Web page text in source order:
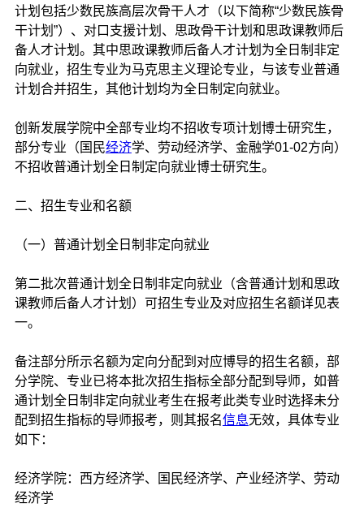
计划包括少数民族高层次骨干人才（以下简称“少数民族骨
干计划”）、对口支援计划、思政骨干计划和思政课教师后
备人才计划。其中思政课教师后备人才计划为全日制非定
向就业，招生专业为马克思主义理论专业，与该专业普通
计划合并招生，其他计划均为全日制定向就业。
创新发展学院中全部专业均不招收专项计划博士研究生，
部分专业（国民经济学、劳动经济学、金融学01-02方向）
不招收普通计划全日制定向就业博士研究生。
二、招生专业和名额
（一）普通计划全日制非定向就业
第二批次普通计划全日制非定向就业（含普通计划和思政
课教师后备人才计划）可招生专业及对应招生名额详见表
一。
备注部分所示名额为定向分配到对应博导的招生名额，部
分学院、专业已将本批次招生指标全部分配到导师，如普
通计划全日制非定向就业考生在报考此类专业时选择未分
配到招生指标的导师报考，则其报名信息无效，具体专业
如下：
经济学院：西方经济学、国民经济学、产业经济学、劳动
经济学